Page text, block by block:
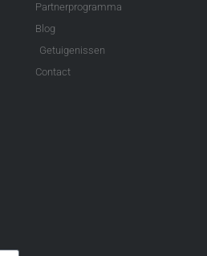
Partnerprogramma
Blog
Getuigenissen
Contact